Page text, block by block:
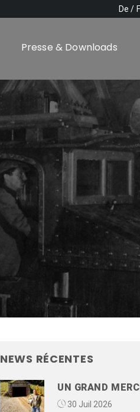
De
Presse & Downloads
NEWS RÉCENTES
UN GRAND
30 Juil 2026